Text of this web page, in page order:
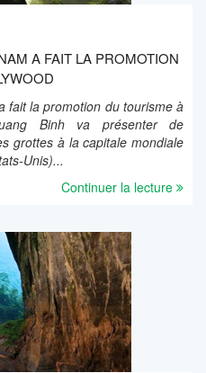
A FAIT LA PROMOTION
fait la promotion du tourisme à
Binh va présenter de
grottes à la capitale mondiale
Unis)...
Continuer la lecture